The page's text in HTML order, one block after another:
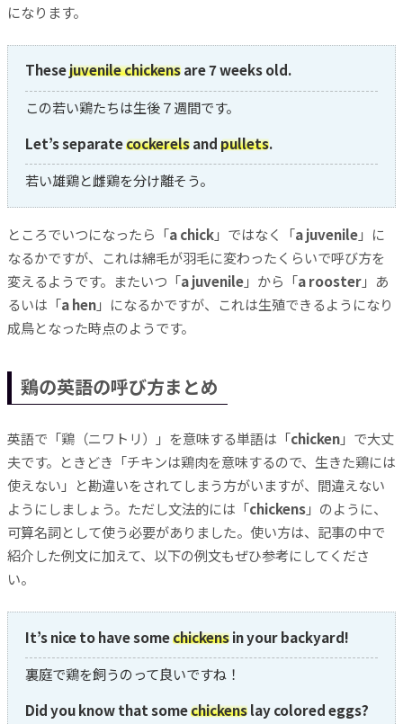
になります。
Thesejuvenile chickensare 7 weeks old.
この若い鶏たちは生後７週間です。
Let’s separatecockerelsandpullets.
若い雄鶏と雌鶏を分け離そう。
ところでいつになったら「a chick」ではなく「a juvenile」に
なるかですが、これは綿毛が羽毛に変わったくらいで呼び方を
変えるようです。またいつ「a juvenile」から「a rooster」あ
るいは「a hen」になるかですが、これは生殖できるようになり
成鳥となった時点のようです。
鶏の英語の呼び方まとめ
英語で「鶏（ニワトリ）」を意味する単語は「chicken」で大丈
夫です。ときどき「チキンは鶏肉を意味するので、生きた鶏には
使えない」と勘違いをされてしまう方がいますが、間違えない
ようにしましょう。ただし文法的には「chickens」のように、
可算名詞として使う必要がありました。使い方は、記事の中で
紹介した例文に加えて、以下の例文もぜひ参考にしてくださ
い。
It’s nice to have somechickensin your backyard!
裏庭で鶏を飼うのって良いですね！
Did you know that somechickenslay colored eggs?